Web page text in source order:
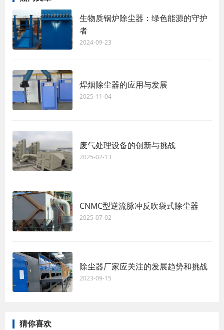
生物质锅炉除尘器：绿色能源的守护
者
2024-09-23
焊烟除尘器的应用与发展
2025-11-04
废气处理设备的创新与挑战
2025-02-13
CNMC型逆流脉冲反吹袋式除尘器
2025-07-02
除尘器厂家应关注的发展趋势和挑战
2023-09-15
猜你喜欢